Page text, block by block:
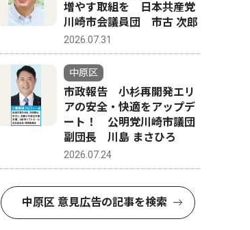
増やす取組を 日本共産党
川崎市会議員団 市古 次郎
2026.07.31
中原区
市政報告 小杉再開発エリ
アの安全・快適をアップデ
ート！ 公明党川崎市議団
副団長 川島 まさひろ
2026.07.24
中原区 意見広告の記事を検索